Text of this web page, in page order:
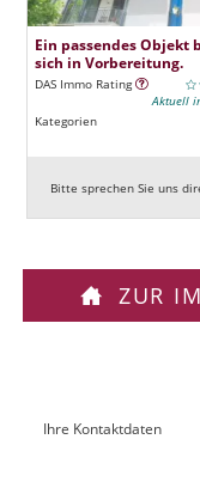
Ein passendes Objekt
sich in Vorbereitung.
DAS Immo Rating
Aktuell
Kategorien
Bitte sprechen Sie uns
ZUR
OUIhre Kontaktdaten